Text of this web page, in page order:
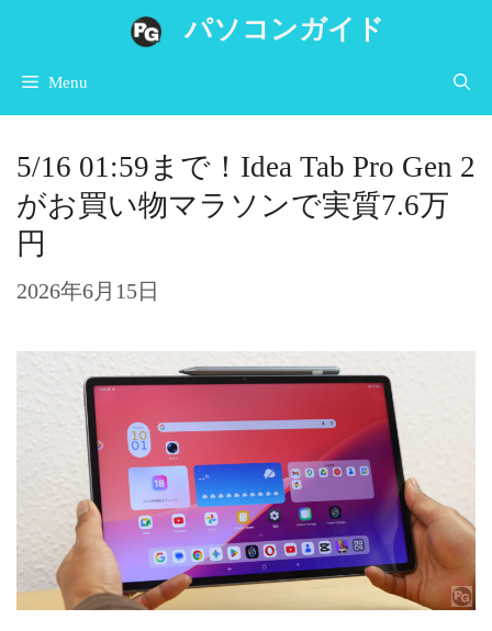
ツ
へ
キ
プ
パソコンガイド
Menu
5/16 01:59まで！Idea Tab Pro Gen 2
がお買い物マラソンで実質7.6万
円
2026年6月15日